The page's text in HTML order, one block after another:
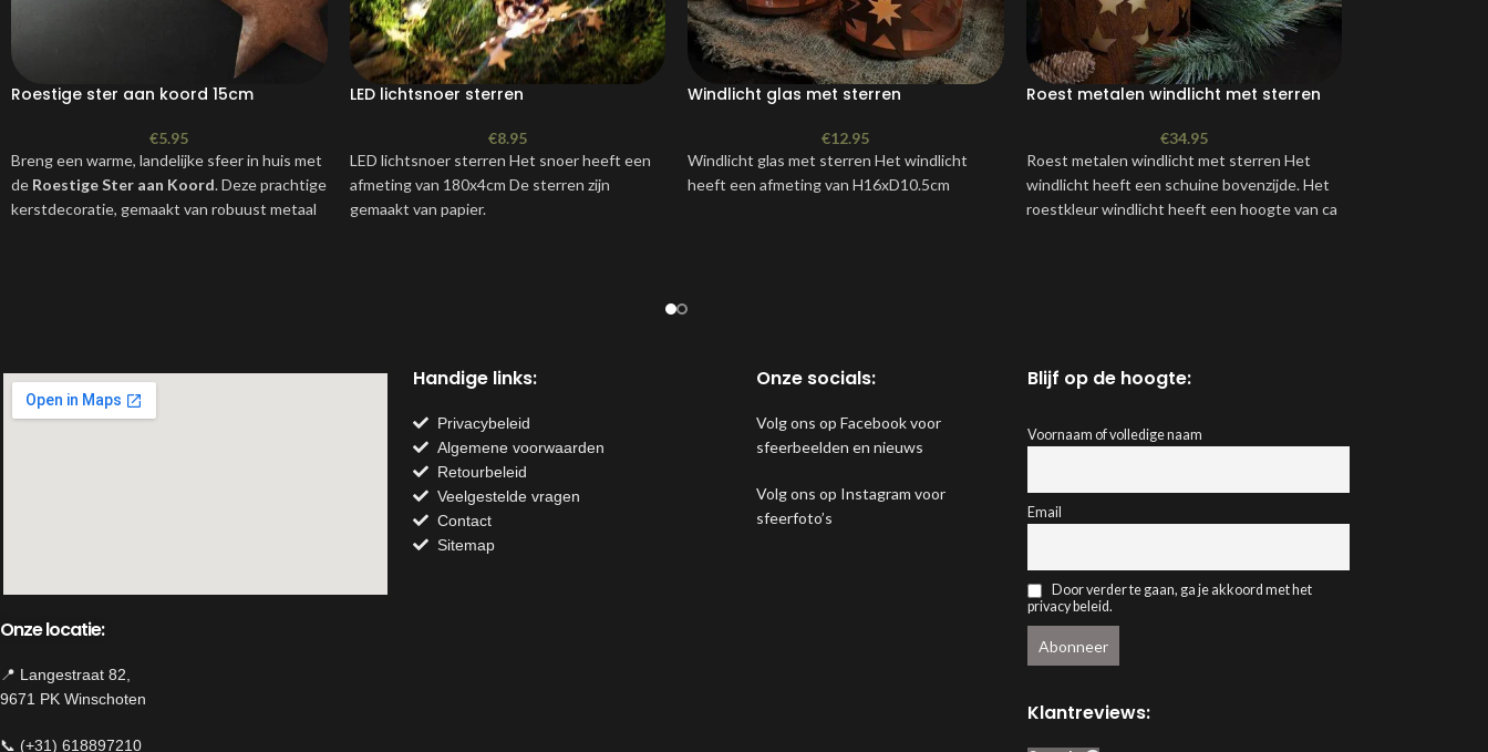
Roestige ster aan koord 15cm
€5.95
Breng een warme, landelijke sfeer in huis met
de Roestige Ster aan Koord. Deze prachtige
kerstdecoratie, gemaakt van robuust metaal
LED lichtsnoer sterren
€8.95
LED lichtsnoer sterren Het snoer heeft een
afmeting van 180x4cm De sterren zijn
gemaakt van papier.
Windlicht glas met sterren
€12.95
Windlicht glas met sterren Het windlicht
heeft een afmeting van H16xD10.5cm
Roest metalen windlicht met sterren
€34.95
Roest metalen windlicht met sterren Het
windlicht heeft een schuine bovenzijde. Het
roestkleur windlicht heeft een hoogte van ca
Onze locatie:
📍 Langestraat 82,
9671 PK Winschoten
📞 (+31) 618897210
Handige links:
Privacybeleid
Algemene voorwaarden
Retourbeleid
Veelgestelde vragen
Contact
Sitemap
Onze socials:
Volg ons op Facebook voor
sfeerbeelden en nieuws
Volg ons op Instagram voor
sfeerfoto’s
Blijf op de hoogte:
Voornaam of volledige naam
Email
Door verder te gaan, ga je akkoord met het
privacy beleid.
Klantreviews: